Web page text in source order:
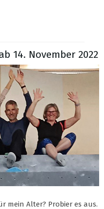
14. November 2022
mein Alter? Probier es aus.